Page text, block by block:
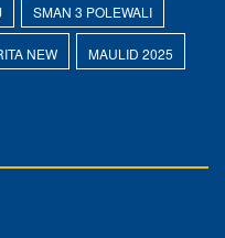
SMAN 3 POLEWALI
NEW MAULID 2025